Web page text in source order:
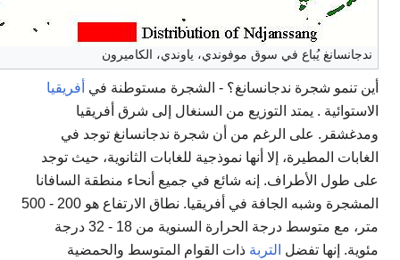
ندجانسانغ يُباع في سوق موفوندي، ياوندي، الكاميرون
أين تنمو شجرة ندجانسانغ؟ - الشجرة مستوطنة في أفريقيا
الاستوائية . يمتد التوزيع من السنغال إلى شرق أفريقيا
ومدغشقر. على الرغم من أن شجرة ندجانسانغ توجد في
الغابات المطيرة، إلا أنها نموذجية للغابات الثانوية، حيث توجد
على طول الأطراف. إنه شائع في جميع أنحاء منطقة السافانا
المشجرة وشبه الجافة في أفريقيا. نطاق الارتفاع هو 200 - 500
متر، مع متوسط ​​درجة الحرارة السنوية من 18 - 32 درجة
مئوية. إنها تفضل التربة ذات القوام المتوسط ​​والحمضية